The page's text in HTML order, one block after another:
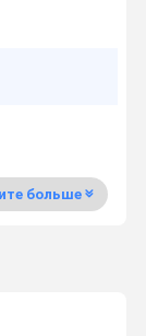
больше